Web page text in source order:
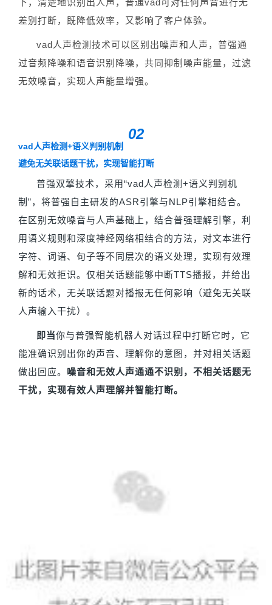
差别打断，既降低效率，又影响了客户体验。
vad人声检测技术可以区别出噪声和人声，普强通
过音频降噪和语音识别降噪，共同抑制噪声能量，过滤
无效噪音，实现人声能量增强。
02
vad人声检测+语义判别机制
避免无关联话题干扰，实现智能打断
普强双擎技术，采用“vad人声检测+语义判别机
制”，将普强自主研发的ASR引擎与NLP引擎相结合。
在区别无效噪音与人声基础上，结合普强理解引擎，利
用语义规则和深度神经网络相结合的方法， 对文本进行
字符、词语、句子等不同层次的语义处理，实现有效理
解和无效拒识。仅相关话题能够中断TTS播报，并给出
新的话术，无关联话题对播报无任何影响（避免无关联
人声输入干扰）。
即当你与普强智能机器人对话过程中打断它时，它
能准确识别出你的声音、理解你的意图，并对相关话题
做出回应。 噪音和无效人声通通不识别，不相关话题无
干扰，实现有效人声理解并智能打断。